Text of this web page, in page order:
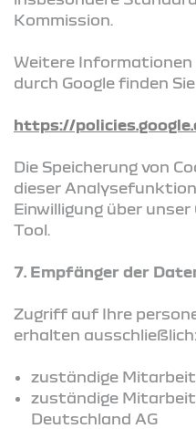
Kommission.
Weitere
durch Google finden
https://
Die Speicherung von
dieser
Einwilligung über
Tool.
7. Empfänger der
Zugriff auf Ihre
erhalten ausschließlich:
zuständige
zuständige
Deutschland AG